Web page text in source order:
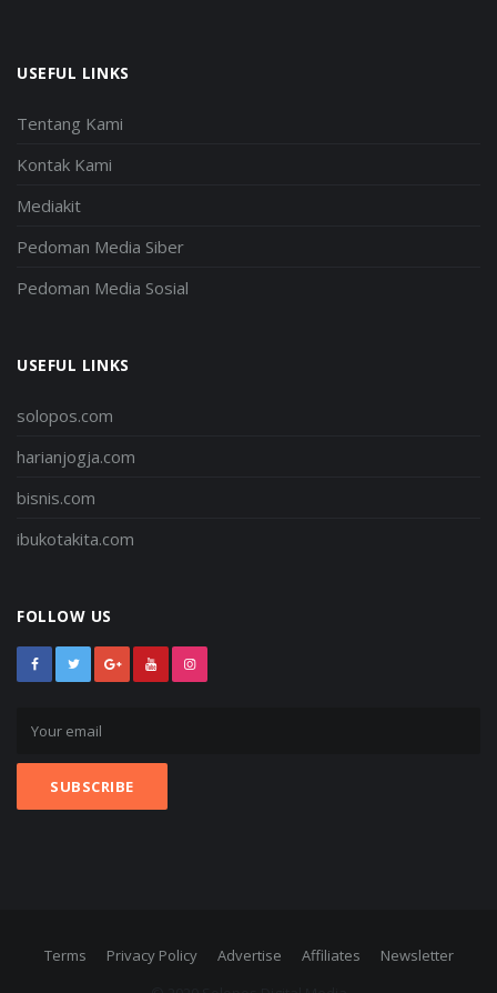
USEFUL LINKS
Tentang Kami
Kontak Kami
Mediakit
Pedoman Media Siber
Pedoman Media Sosial
USEFUL LINKS
solopos.com
harianjogja.com
bisnis.com
ibukotakita.com
FOLLOW US
Terms Privacy Policy Advertise Affiliates
Newsletter